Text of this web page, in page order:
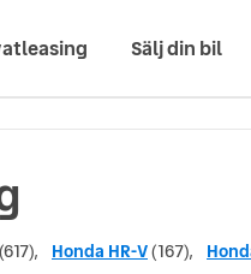
Sälj din bil
(617), Honda HR-V(167),